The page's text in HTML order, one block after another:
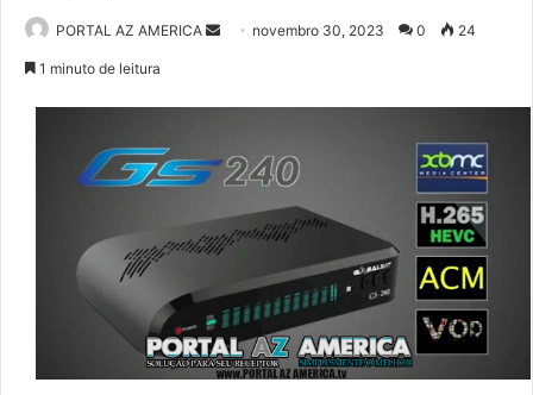
PORTAL AZ AMERICA
u
a
i
l
novembro 30, 2023 0 24
1 minuto de leitura